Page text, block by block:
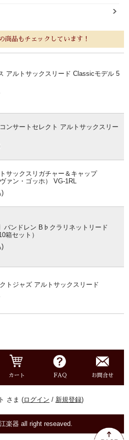
商品もチェックしています！
アルトサックスリード Classicモデル 5
ンサートセレクト アルトサックスリー
サックスリガチャー＆キャップ
ァン・ゴッホ） VG-1RL
)
バンドレン B♭クラリネットリード
箱セット）
)
トジャズ アルトサックスリード
カート FAQ お問合せ
さま (ログイン / 新規登録)
楽器 all right reseaved.